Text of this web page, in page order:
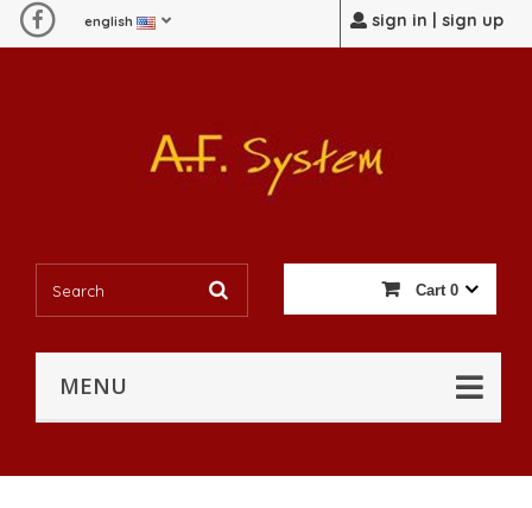
sign in | sign up
english
Cart 0
MENU